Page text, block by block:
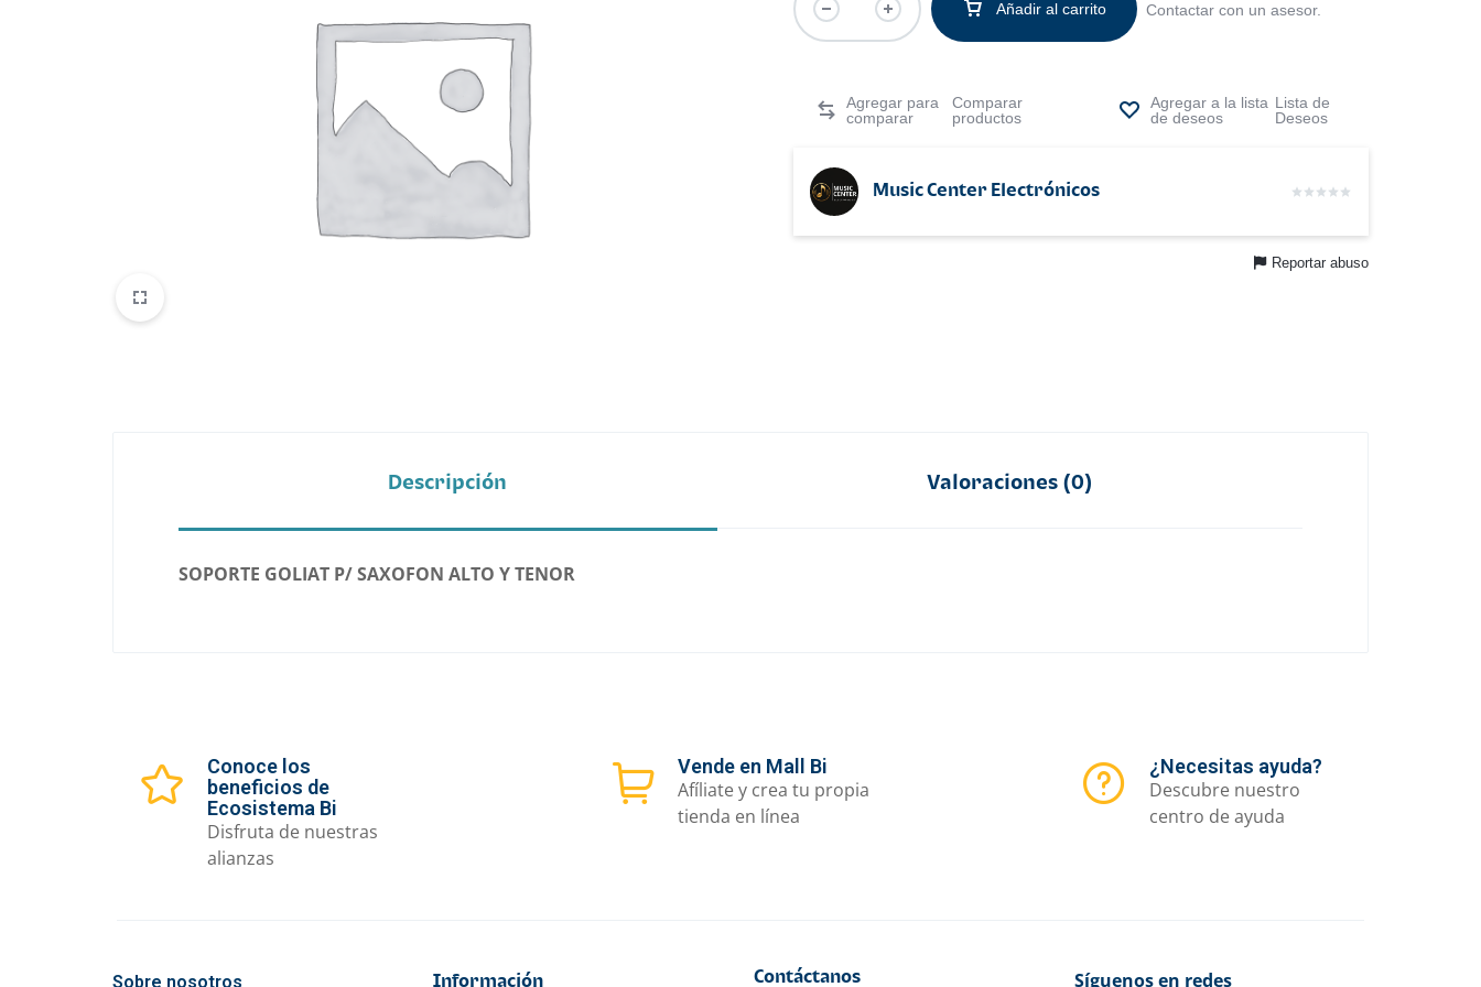
Electrónicos y Accesorios
Añadir al carrito Contactar con un asesor.
Comparar
productos
Lista de
Deseos
Music Center Electrónicos
Reportar abuso
Descripción Valoraciones (0)
SOPORTE GOLIAT P/ SAXOFON ALTO Y TENOR
Conoce los
beneficios de
Ecosistema Bi
Disfruta de nuestras
alianzas
Vende en Mall Bi
Afíliate y crea tu propia
tienda en línea
¿Necesitas ayuda?
Descubre nuestro
centro de ayuda
Sobre nosotros Información Contáctanos Síguenos en redes